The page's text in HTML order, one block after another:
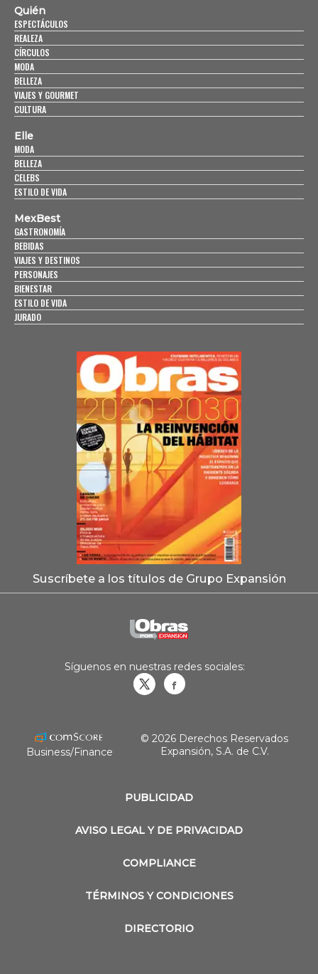
Quién
ESPECTÁCULOS
REALEZA
CÍRCULOS
MODA
BELLEZA
VIAJES Y GOURMET
CULTURA
Elle
MODA
BELLEZA
CELEBS
ESTILO DE VIDA
MexBest
GASTRONOMÍA
BEBIDAS
VIAJES Y DESTINOS
PERSONAJES
BIENESTAR
ESTILO DE VIDA
JURADO
Suscríbete a los títulos de Grupo Expansión
PUBLICIDAD
AVISO LEGAL Y DE PRIVACIDAD
COMPLIANCE
TÉRMINOS Y CONDICIONES
DIRECTORIO
Síguenos en nuestras redes sociales:
Business/Finance
© 2026 Derechos Reservados
Expansión, S.A. de C.V.